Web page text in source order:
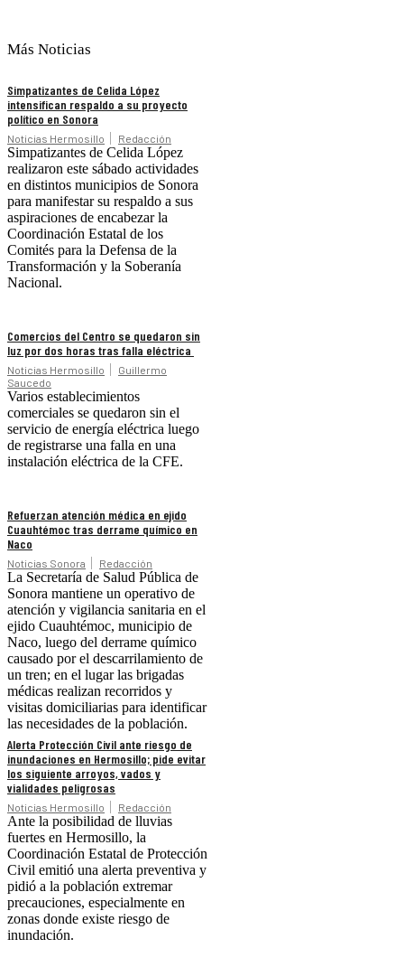
Más Noticias
Simpatizantes de Celida López
intensifican respaldo a su proyecto
político en Sonora
Noticias Hermosillo Redacción
Simpatizantes de Celida López
realizaron este sábado actividades
en distintos municipios de Sonora
para manifestar su respaldo a sus
aspiraciones de encabezar la
Coordinación Estatal de los
Comités para la Defensa de la
Transformación y la Soberanía
Nacional.
Comercios del Centro se quedaron sin
luz por dos horas tras falla eléctrica
Noticias Hermosillo
Guillermo
Saucedo
Varios establecimientos
comerciales se quedaron sin el
servicio de energía eléctrica luego
de registrarse una falla en una
instalación eléctrica de la CFE.
Refuerzan atención médica en ejido
Cuauhtémoc tras derrame químico en
Naco
Noticias Sonora Redacción
La Secretaría de Salud Pública de
Sonora mantiene un operativo de
atención y vigilancia sanitaria en el
ejido Cuauhtémoc, municipio de
Naco, luego del derrame químico
causado por el descarrilamiento de
un tren; en el lugar las brigadas
médicas realizan recorridos y
visitas domiciliarias para identificar
las necesidades de la población.
Alerta Protección Civil ante riesgo de
inundaciones en Hermosillo; pide evitar
los siguiente arroyos, vados y
vialidades peligrosas
Noticias Hermosillo Redacción
Ante la posibilidad de lluvias
fuertes en Hermosillo, la
Coordinación Estatal de Protección
Civil emitió una alerta preventiva y
pidió a la población extremar
precauciones, especialmente en
zonas donde existe riesgo de
inundación.